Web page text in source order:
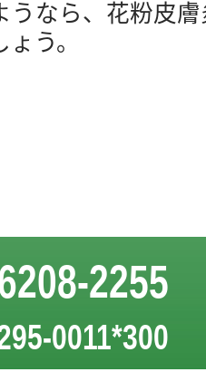
うなら、花粉皮
う。
2255
0011*300
問い合わせフォームはこちら